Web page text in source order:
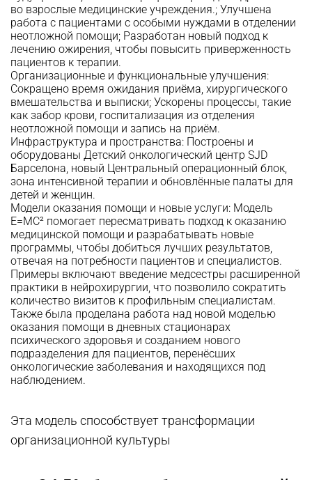
во взрослые медицинские учреждения.; Улучшена
работа с пациентами с особыми нуждами в отделении
неотложной помощи; Разработан новый подход к
лечению ожирения, чтобы повысить приверженность
пациентов к терапии.
Организационные и функциональные улучшения:
Сокращено время ожидания приёма, хирургического
вмешательства и выписки; Ускорены процессы, такие
как забор крови, госпитализация из отделения
неотложной помощи и запись на приём.
Инфраструктура и пространства: Построены и
оборудованы Детский онкологический центр SJD
Барселона, новый Центральный операционный блок,
зона интенсивной терапии и обновлённые палаты для
детей и женщин.
Модели оказания помощи и новые услуги: Модель
E=MC² помогает пересматривать подход к оказанию
медицинской помощи и разрабатывать новые
программы, чтобы добиться лучших результатов,
отвечая на потребности пациентов и специалистов.
Примеры включают введение медсестры расширенной
практики в нейрохирургии, что позволило сократить
количество визитов к профильным специалистам.
Также была проделана работа над новой моделью
оказания помощи в дневных стационарах
психического здоровья и созданием нового
подразделения для пациентов, перенёсших
онкологические заболевания и находящихся под
наблюдением.
Эта модель способствует трансформации
организационной культуры